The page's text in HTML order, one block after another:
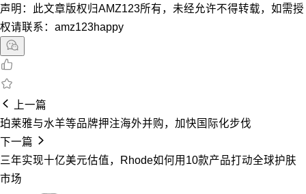
声明：此文章版权归AMZ123所有，未经允许不得转载，如需授
权请联系：amz123happy
上一篇
珀莱雅与水羊等品牌押注海外并购，加快国际化步伐
下一篇
三年实现十亿美元估值，Rhode如何用10款产品打动全球护肤
市场